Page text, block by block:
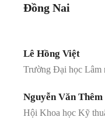
Đồng Nai
Lê Hồng Việt
Trường Đại học Lâm
Nguyễn Văn Thêm
Hội Khoa học Kỹ